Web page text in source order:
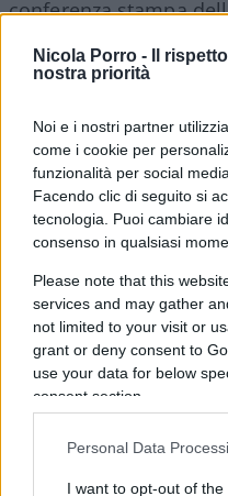
Nicola Porro -
Il
nostra priorità
Noi e i nostri partner
come i cookie per
funzionalità per social
Facendo clic di seguito si
tecnologia. Puoi cambiare
consenso in qualsiasi
Please note that this
services and may gather
not limited to your visit or
grant or deny consent to
use your data for below
consent section.
Personal Data
I want to opt-out of
conferenza stampa
Sono offesi perché
nella recente
mettere i piedi in
che facevaMario
ovviamente, gli eroi
Federazione della
Continua ascoltando
Sallusti del 24
#ALESSANDRO SALLUSTI